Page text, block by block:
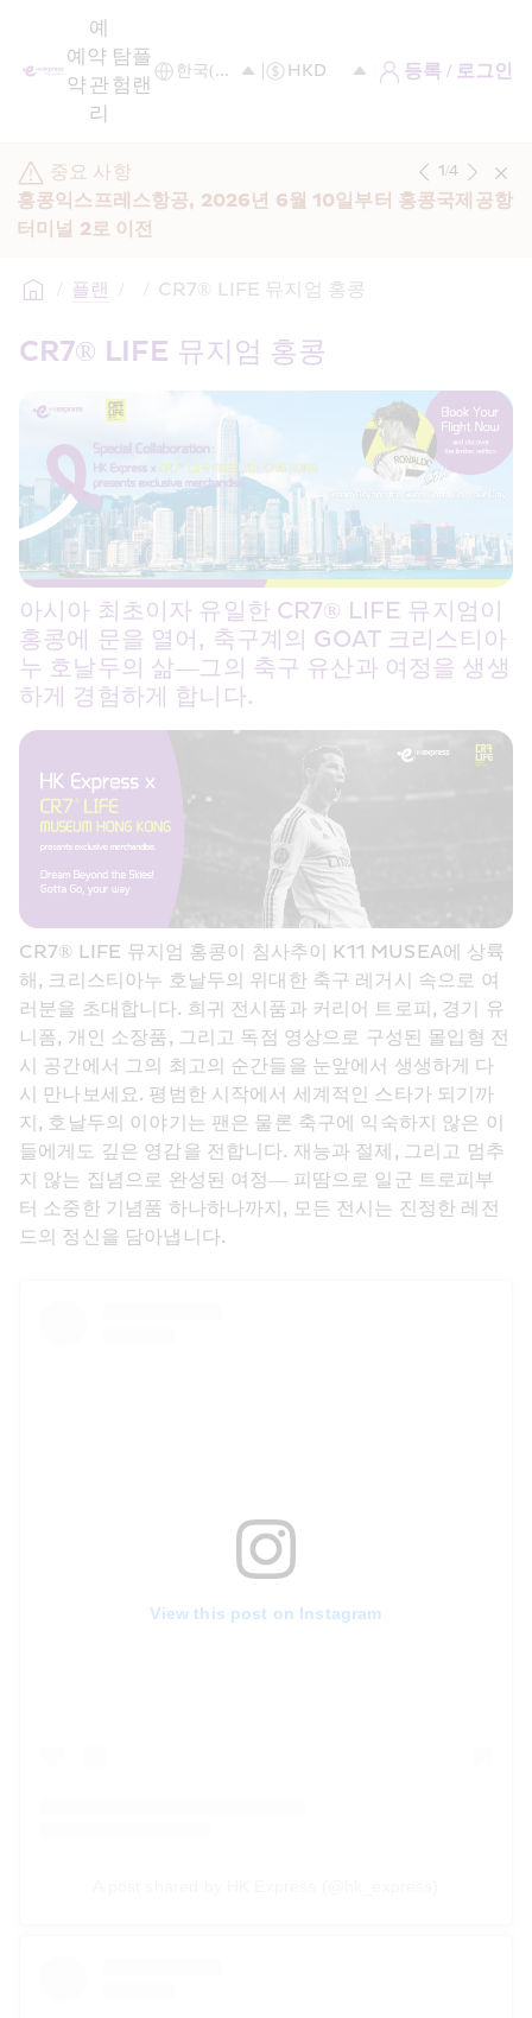
예
약
예
약
관
리
탐
험
플
랜
등록 / 로그인
중요 사항
홍콩익스프레스항공, 2026년 6월 10일부터 홍콩국제공항
터미널 2로 이전
1/4
/ 플랜 / / CR7® LIFE 뮤지엄 홍콩
CR7® LIFE 뮤지엄 홍콩
아시아 최초이자 유일한 CR7® LIFE 뮤지엄이
홍콩에 문을 열어, 축구계의 GOAT 크리스티아
누 호날두의 삶—그의 축구 유산과 여정을 생생
하게 경험하게 합니다.
CR7® LIFE 뮤지엄 홍콩이 침사추이 K11 MUSEA에 상륙
해, 크리스티아누 호날두의 위대한 축구 레거시 속으로 여
러분을 초대합니다. 희귀 전시품과 커리어 트로피, 경기 유
니폼, 개인 소장품, 그리고 독점 영상으로 구성된 몰입형 전
시 공간에서 그의 최고의 순간들을 눈앞에서 생생하게 다
시 만나보세요. 평범한 시작에서 세계적인 스타가 되기까
지, 호날두의 이야기는 팬은 물론 축구에 익숙하지 않은 이
들에게도 깊은 영감을 전합니다. 재능과 절제, 그리고 멈추
지 않는 집념으로 완성된 여정— 피땀으로 일군 트로피부
터 소중한 기념품 하나하나까지, 모든 전시는 진정한 레전
드의 정신을 담아냅니다.
View this post on Instagram